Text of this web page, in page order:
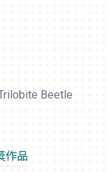
Beetle
作品